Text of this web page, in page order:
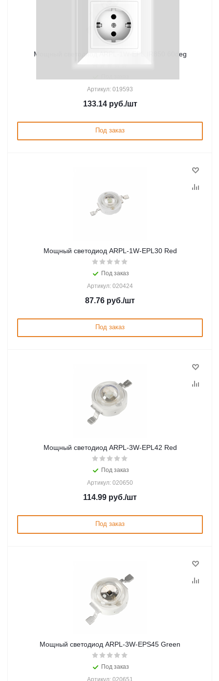
Мощный светодиод ARPL-1W-EPL IR850 60deg
Артикул: 019593
133.14руб./шт
Под заказ
Мощный светодиод ARPL-1W-EPL30 Red
Под заказ
Артикул: 020424
87.76 руб./шт
Под заказ
Мощный светодиод ARPL-3W-EPL42 Red
Под заказ
Артикул: 020650
114.99 руб./шт
Под заказ
Мощный светодиод ARPL-3W-EPS45 Green
Под заказ
Артикул: 020651